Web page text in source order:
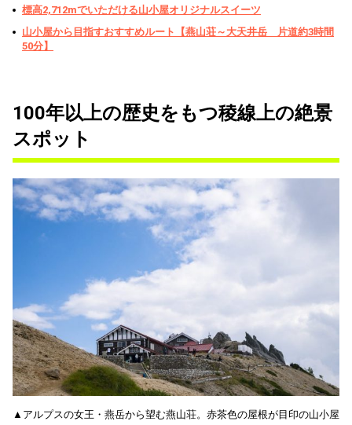
標高2,712mでいただける山小屋オリジナルスイーツ
山小屋から目指すおすすめルート【燕山荘～大天井岳 片道約3時間
50分】
100年以上の歴史をもつ稜線上の絶景
スポット
▲アルプスの女王・燕岳から望む燕山荘。赤茶色の屋根が目印の山小屋